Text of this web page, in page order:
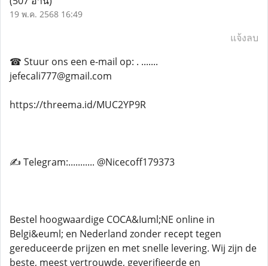
19 พ.ค. 2568 16:49
แจ้งลบ
☎ Stuur ons een e-mail op: . .......
jefecali777@gmail.com
https://threema.id/MUC2YP9R
✍ Telegram:........... @Nicecoff179373
Bestel hoogwaardige COCA&Iuml;NE online in
Belgi&euml; en Nederland zonder recept tegen
gereduceerde prijzen en met snelle levering. Wij zijn de
beste, meest vertrouwde, geverifieerde en